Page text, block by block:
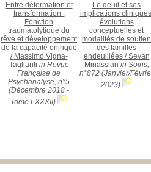
Entre déformation et
transformation .
Fonction
traumatolytique du
rêve et développement
de la capacité onirique
/ Massimo Vigna-
Taglianti in Revue
Française de
Psychanalyse, n°5
(Décembre 2018 -
Tome LXXXII)
Le deuil et ses
implications
évolutions
conceptuelles et
modalités de soutien
des familles
endeuillées/Sevan
Minassian in Soins,
n°872 (Janvier/
2023)